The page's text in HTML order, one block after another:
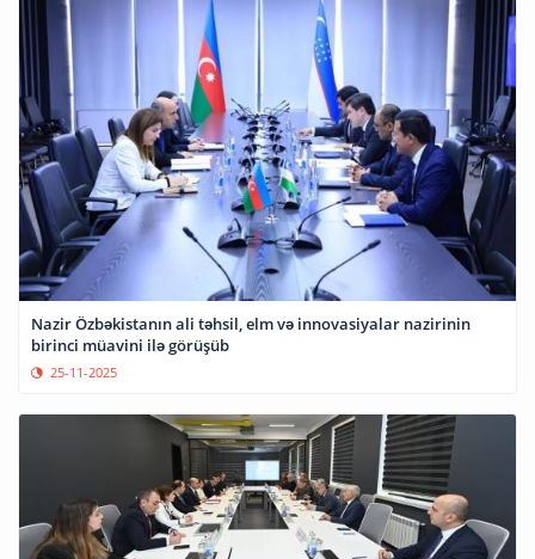
Nazir Özbəkistanın ali təhsil, elm və innovasiyalar nazirinin
birinci müavini ilə görüşüb
25-11-2025